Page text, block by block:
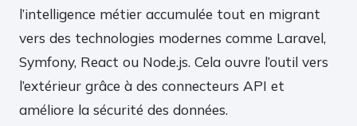
l’intelligence métier accumulée tout en migrant
vers des technologies modernes comme Laravel,
Symfony, React ou Node.js. Cela ouvre l’outil vers
l’extérieur grâce à des connecteurs API et
améliore la sécurité des données.